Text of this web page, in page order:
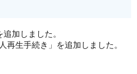
加しました。
再生手続き」を追加しました。